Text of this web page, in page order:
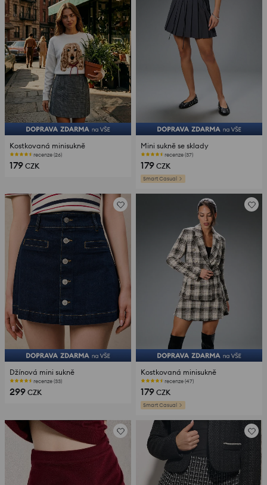
Kostkovaná minisukně
recenze (26)
179 CZK
Mini sukně se sklady
recenze (37)
179 CZK
Smart Casual
Džínová mini sukně
recenze (33)
299 CZK
Kostkovaná minisukně
recenze (47)
179 CZK
Smart Casual